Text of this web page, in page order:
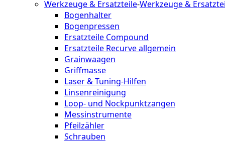
Werkzeuge & Ersatzteile-Werkzeuge &
Bogenhalter
Bogenpressen
Ersatzteile Compound
Ersatzteile Recurve allgemein
Grainwaagen
Griffmasse
Laser & Tuning-Hilfen
Linsenreinigung
Loop- und Nockpunktzangen
Messinstrumente
Pfeilzähler
Schrauben